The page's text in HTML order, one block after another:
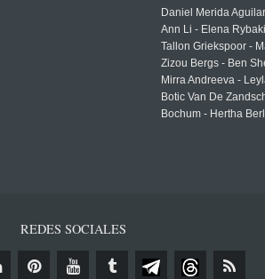
Daniel Merida
Ann Li - Elena
Tallon Griekspoor -
Zizou Bergs - Ben
Mirra Andreeva -
Botic Van De
Bochum - Hertha
REDES SOCIALES